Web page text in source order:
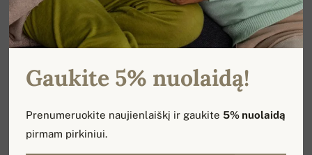
Gaukite 5% nuolaidą!
Prenumeruokite naujienlaiškį ir gaukite5% nuolaidą
pirmam pirkiniui.